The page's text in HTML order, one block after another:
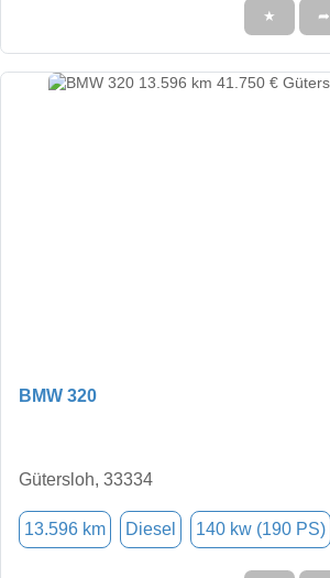
★ ➦
BMW 320
Gütersloh, 33334
13.596 km Diesel 140 kw (190 PS)